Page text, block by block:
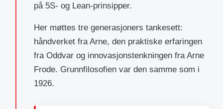
på 5S- og Lean-prinsipper.
Her møttes tre generasjoners tankesett:
håndverket fra Arne, den praktiske erfaringen
fra Oddvar og innovasjonstenkningen fra Arne
Frode. Grunnfilosofien var den samme som i
1926.